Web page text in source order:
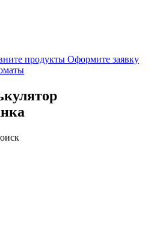
продукты Оформите заявку